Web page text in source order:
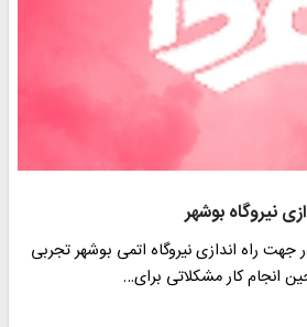
نیروگاه بوشهر
جهت راه اندازی نیروگاه اتمی بوشهر تجربی
انجام کار مشکلاتی برای…